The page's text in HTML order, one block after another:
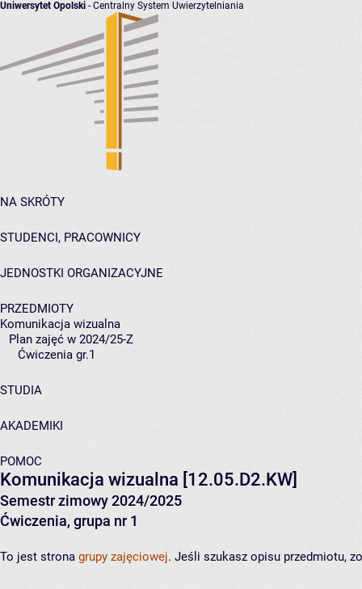
Uniwersytet Opolski - Centralny System Uwierzytelniania
NA SKRÓTY
STUDENCI, PRACOWNICY
JEDNOSTKI ORGANIZACYJNE
PRZEDMIOTY
Komunikacja wizualna
Plan zajęć w 2024/25-Z
Ćwiczenia gr.1
STUDIA
AKADEMIKI
POMOC
Komunikacja wizualna [12.05.D2.KW]
Semestr zimowy 2024/2025
Ćwiczenia, grupa nr 1
To jest strona grupy zajęciowej. Jeśli szukasz opisu przedmiotu,